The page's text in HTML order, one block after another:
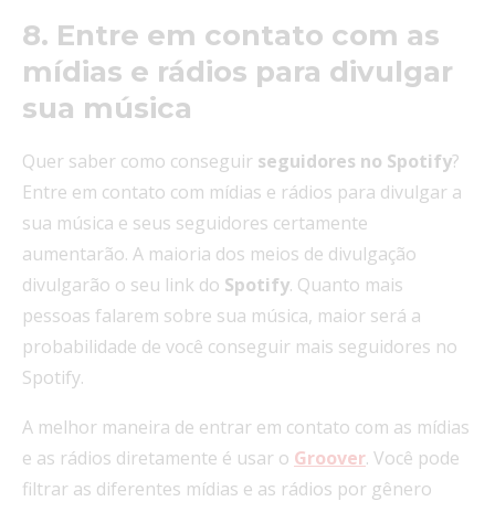
8. Entre em contato com as
mídias e rádios para divulgar
sua música
Quer saber como conseguir seguidores no Spotify?
Entre em contato com mídias e rádios para divulgar a
sua música e seus seguidores certamente
aumentarão. A maioria dos meios de divulgação
divulgarão o seu link do Spotify. Quanto mais
pessoas falarem sobre sua música, maior será a
probabilidade de você conseguir mais seguidores no
Spotify.
A melhor maneira de entrar em contato com as mídias
e as rádios diretamente é usar o Groover. Você pode
filtrar as diferentes mídias e as rádios por gênero